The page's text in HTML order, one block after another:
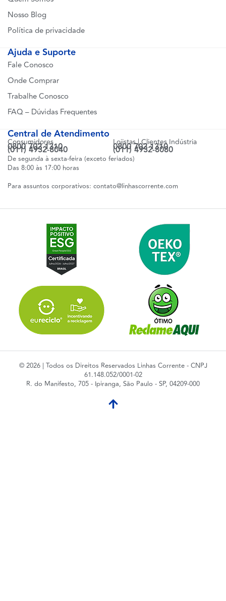
Nosso Blog
Política de privacidade
Ajuda e Suporte
Fale Conosco
Onde Comprar
Trabalhe Conosco
FAQ – Dúvidas Frequentes
Central de Atendimento
Consumidores
0800 702 1310
(011) 4932-8040
Lojistas | Clientes Indústria
0800 702 1310
(011) 4932-8080
De segunda à sexta-feira (exceto feriados)
Das 8:00 às 17:00 horas
Para assuntos corporativos: contato@linhascorrente.com
© 2026 | Todos os Direitos Reservados Linhas Corrente - CNPJ
61.148.052/0001-02
R. do Manifesto, 705 - Ipiranga, São Paulo - SP, 04209-000